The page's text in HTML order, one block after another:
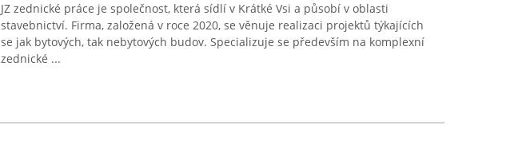
JZ zednické práce je společnost, která sídlí v Krátké Vsi a působí v oblasti
stavebnictví. Firma, založená v roce 2020, se věnuje realizaci projektů týkajících
se jak bytových, tak nebytových budov. Specializuje se především na komplexní
zednické ...